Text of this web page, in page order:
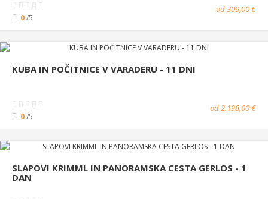
0/5
od 309,00 €
KUBA IN POČITNICE V VARADERU - 11 DNI
0/5
od 2.198,00 €
SLAPOVI KRIMML IN PANORAMSKA CESTA GERLOS - 1
DAN